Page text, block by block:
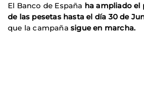
El Banco de España ha ampliado el
de las pesetas hasta el día 30 de
que la campaña sigue en marcha.